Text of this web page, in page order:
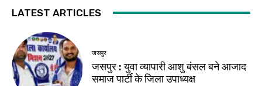
LATEST ARTICLES
जसपुर
जसपुर : युवा व्यापारी आशु बंसल बने आजाद
समाज पार्टी के जिला उपाध्यक्ष